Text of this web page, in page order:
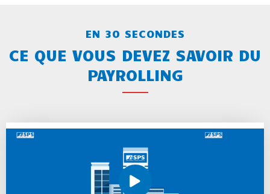
EN 30 SECONDES
CE QUE VOUS DEVEZ SAVOIR DU
PAYROLLING